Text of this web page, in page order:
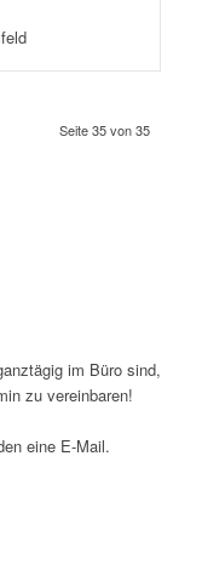
Seite 35 von 35
im Büro sind,
zu vereinbaren!
eine E-Mail.